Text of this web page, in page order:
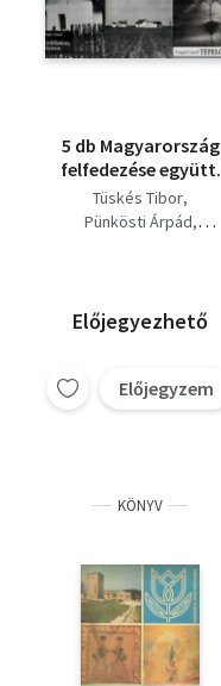
5 db Magyarország
felfedezése együtt:
Tépelődés, A szikföld
sóhaja, Erdőháton,
Tüskés Tibor
Pünkösti Árpád
Előjegyezhető
Előjegyzem
KÖNYV